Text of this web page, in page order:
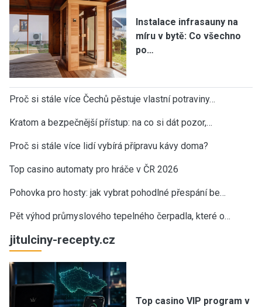
Instalace infrasauny na
míru v bytě: Co všechno
po…
Proč si stále více Čechů pěstuje vlastní potraviny…
Kratom a bezpečnější přístup: na co si dát pozor,…
Proč si stále více lidí vybírá přípravu kávy doma?
Top casino automaty pro hráče v ČR 2026
Pohovka pro hosty: jak vybrat pohodlné přespání be…
Pět výhod průmyslového tepelného čerpadla, které o…
jitulciny-recepty.cz
Top casino VIP program v